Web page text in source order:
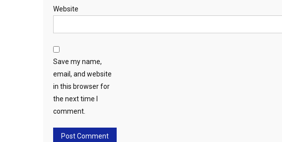
Website
Save my name,
email, and website
in this browser for
the next time I
comment.